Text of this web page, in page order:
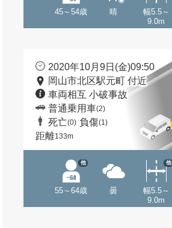
45～54歳 晴
幅5.5～
9.0m
2020年10月9日(金)09:50
岡山市北区駅元町 付近
車両相互 小破事故
普通乗用車(2)
死亡(0) 負傷(1)
距離133m
55～64歳
他
曇
幅5.5～
9.0m
他